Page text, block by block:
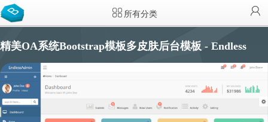
所有分类
精美OA系统Bootstrap模板多皮肤后台模板 - Endless